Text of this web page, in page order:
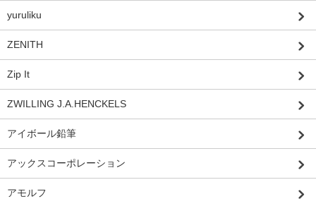
yuruliku
ZENITH
Zip It
ZWILLING J.A.HENCKELS
アイボール鉛筆
アックスコーポレーション
アモルフ